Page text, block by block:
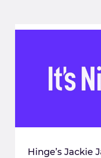
Hinge’s Jackie